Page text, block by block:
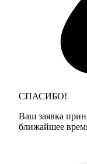
СПАСИБО!
Ваш заявка
ближайшее